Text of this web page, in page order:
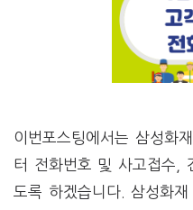
이번포스팅에서는 삼성화
터 전화번호 및 사고접수,
도록 하겠습니다. 삼성화